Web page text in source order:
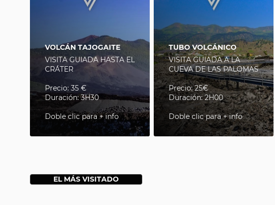
VOLCÁN TAJOGAITE
VISITA GUIADA HASTA EL
CRÁTER
Precio: 35 €
Duración: 3H30
Doble clic para + info
TUBO VOLCÁNICO
VISITA GUIADA A LA
CUEVA DE LAS PALOMAS
Precio: 25€
Duración: 2H00
Doble clic para + info
EL MÁS VISITADO